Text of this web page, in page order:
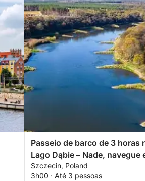
Passeio de barco de 3 horas
Lago Dąbie – Nade, navegue
relaxe
Szczecin, Poland
3h00 · Até 3 pessoas